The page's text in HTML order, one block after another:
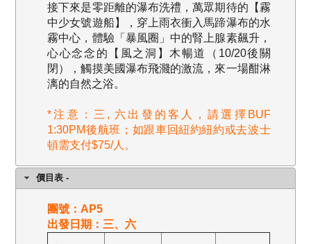
接下來是零距離的瀑布洗禮，萬眾期待的【霧
中少女號遊船】，穿上雨衣衝入馬蹄瀑布的水
霧中心，體驗「暴風圈」中的腎上腺素飆升，
心心念念的【風之洞】木暢道（10/20後關
閉），觸摸美國瀑布飛濺的激流，來一場酣淋
漓的自然之浴。
*注意：三, 六出發的客人，請選擇BUF
1:30PM後航班；如跟車回紐約紐約或去波士
頓需支付$75/人。
價目表 -
團號：AP5
出發日期：三、六